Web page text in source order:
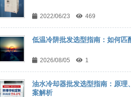
2022/06/23 469
低温冷阱批发选型指南：如何匹
2026/08/05 1
油水冷却器批发选型指南：原理
案解析